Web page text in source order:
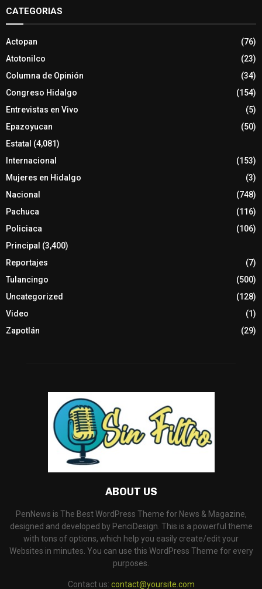
CATEGORIAS
Actopan
(76)
Atotonilco
(23)
Columna de Opinión
(34)
Congreso Hidalgo
(154)
Entrevistas en Vivo
(5)
Epazoyucan
(50)
Estatal (4,081)
Internacional
(153)
Mujeres en Hidalgo
(3)
Nacional
(748)
Pachuca
(116)
Policiaca
(106)
Principal (3,400)
Reportajes
(7)
Tulancingo
(500)
Uncategorized
(128)
Video
(1)
Zapotlán
(29)
ABOUT US
PenNews is The Best WordPress Theme for News & Magazine,
designed and developed by PenciDesign. This is a powerful theme
with tons of options, which help you easily create/edit your
Websites in minutes. You can use this WordPress Theme for every
purposes.
Contact us: contact@yoursite.com